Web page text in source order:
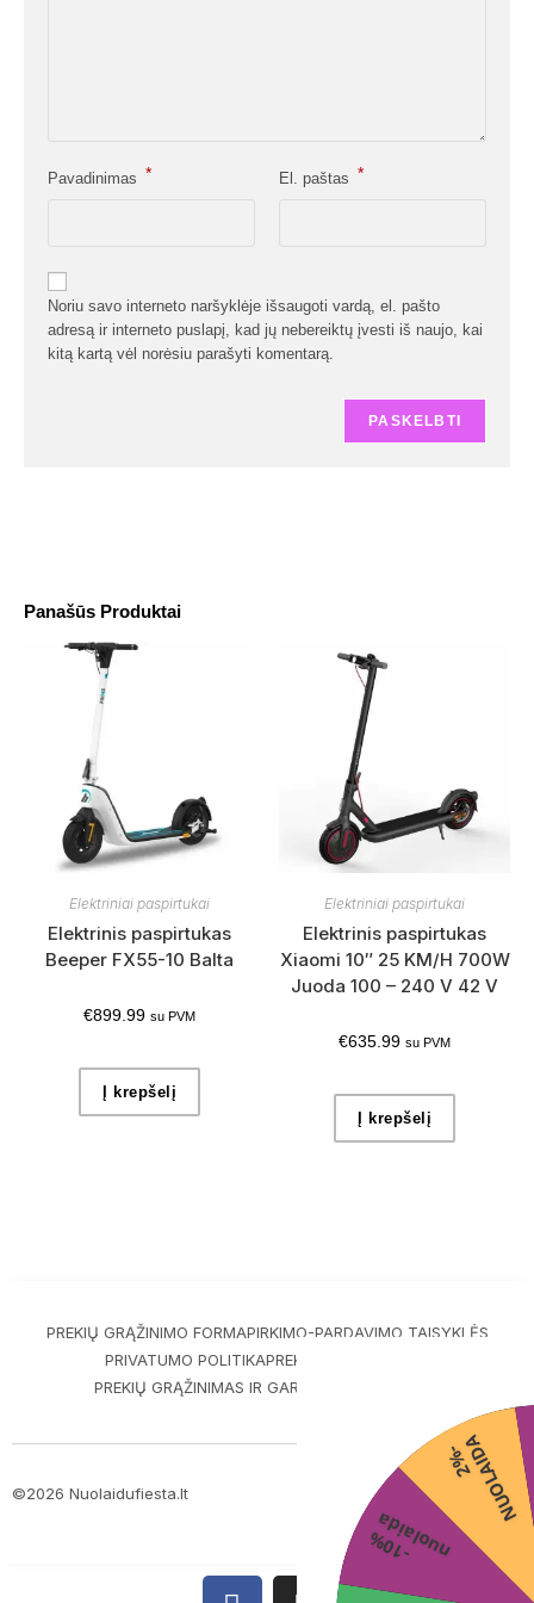
Panašūs Produktai
Elektriniai paspirtukai
Elektrinis paspirtukas
Beeper FX55-10 Balta
€899.99 su PVM
Į krepšelį
Elektriniai paspirtukai
Elektrinis paspirtukas
Xiaomi 10″ 25 KM/H 700W
Juoda 100 – 240 V 42 V
€635.99 su PVM
Į krepšelį
Pavadinimas * El. paštas *
Noriu savo interneto naršyklėje išsaugoti vardą, el. pašto
adresą ir interneto puslapį, kad jų nebereiktų įvesti iš naujo, kai
kitą kartą vėl norėsiu parašyti komentarą.
PREKIŲ GRĄŽINIMO FORMAPIRKIMO-PARDAVIMO TAISYKLĖS
PRIVATUMO POLITIKAPREKIŲ PRISTATYMAS
PREKIŲ GRĄŽINIMAS IR GARANTIJA
©2026 Nuolaidufiesta.lt
ScalePeak
-
1
0
%
n
u
o
l
a
i
d
a
2
%
-
N
U
O
L
A
I
D
A